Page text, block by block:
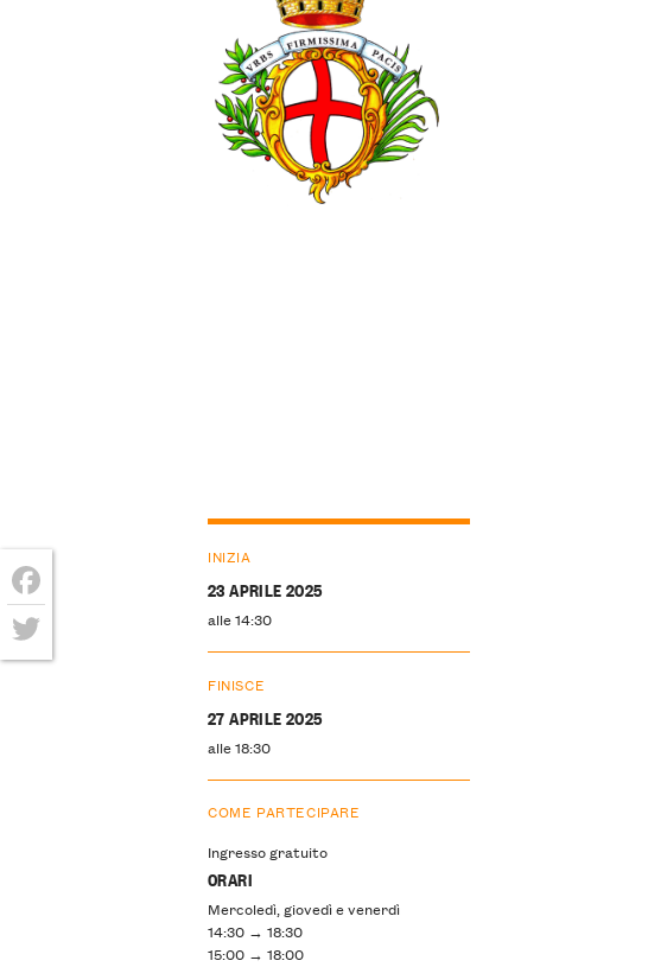
INIZIA
23 APRILE 2025
alle 14:30
FINISCE
27 APRILE 2025
alle 18:30
COME PARTECIPARE
Ingresso gratuito
ORARI
Mercoledì, giovedì e venerdì
14:30 → 18:30
15:00 → 18:00
Facebook
Twitter